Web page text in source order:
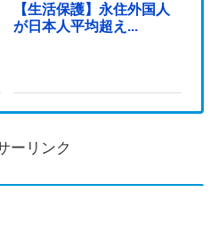
【生活保護】永住外国人
が日本人平均超え...
ーリンク